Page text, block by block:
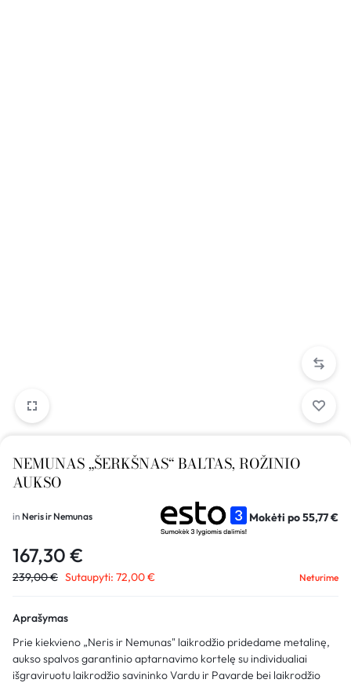
NEMUNAS „ŠERKŠNAS“ BALTAS, ROŽINIO
AUKSO
in Neris ir Nemunas Mokėti po55,77€
167,30 €
239,00€ Sutaupyti: 72,00€ Neturime
Aprašymas
Prie kiekvieno „Neris ir Nemunas" laikrodžio pridedame metalinę,
aukso spalvos garantinio aptarnavimo kortelę su individualiai
išgraviruotu laikrodžio savininko Vardu ir Pavarde bei laikrodžio